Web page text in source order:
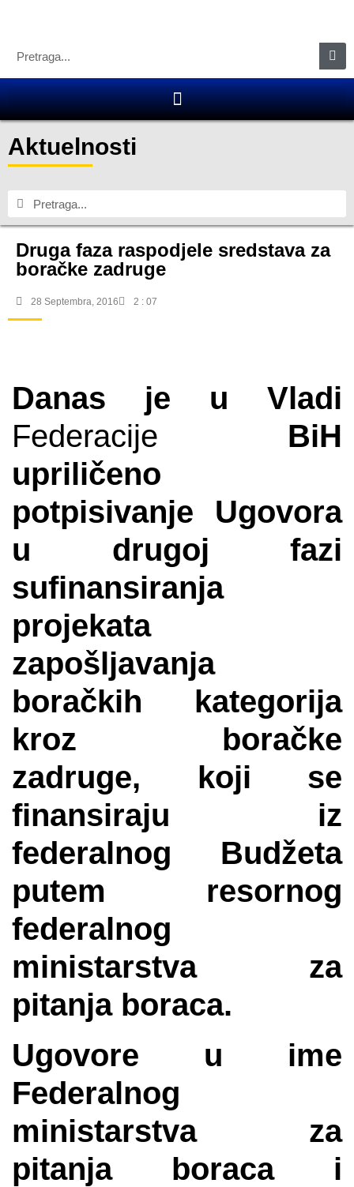
Aktuelnosti
Druga faza raspodjele sredstava za
boračke zadruge
28 Septembra, 2016 2 : 07
Danas je u Vladi
Federacije BiH
upriličeno
potpisivanje Ugovora
u drugoj fazi
sufinansiranja
projekata
zapošljavanja
boračkih kategorija
kroz boračke
zadruge, koji se
finansiraju iz
federalnog Budžeta
putem resornog
federalnog
ministarstva za
pitanja boraca.
Ugovore u ime
Federalnog
ministarstva za
pitanja boraca i